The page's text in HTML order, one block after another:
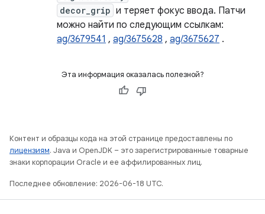
decor_grip и теряет фокус ввода. Патчи
можно найти по следующим ссылкам:
ag/3679541 , ag/3675628 , ag/3675627 .
Эта информация оказалась полезной?
Контент и образцы кода на этой странице предоставлены по
лицензиям. Java и OpenJDK – это зарегистрированные товарные
знаки корпорации Oracle и ее аффилированных лиц.
Последнее обновление: 2026-06-18 UTC.